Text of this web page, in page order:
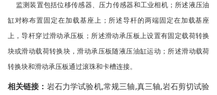
监测装置包括位移传感器、压力传感器和工业相机；所述液压油
缸对称布置固定在加载基座上；所述导杆的两端固定在加载基座
上，导杆穿过滑动承压板；所述滑动承压板上设置有固定载荷转换
块或滑动载荷转换块，滑动承压板随液压油缸运动；所述滑动载荷
转换块和滑动承压板通过滚珠和卡槽连接。
相关链接： 岩石力学试验机,常规三轴,真三轴,岩石剪切试验